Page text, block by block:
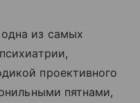
из самых
проективного
пятнами,